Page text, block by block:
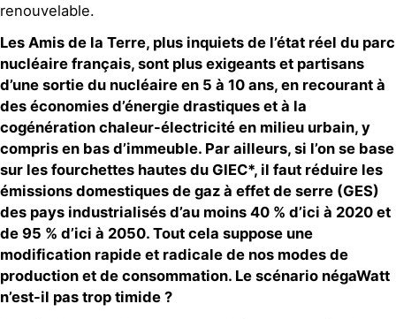
renouvelable.
Les Amis de la Terre, plus inquiets de l’état réel du parc
nucléaire français, sont plus exigeants et partisans
d’une sortie du nucléaire en 5 à 10 ans, en recourant à
des économies d’énergie drastiques et à la
cogénération chaleur-électricité en milieu urbain, y
compris en bas d’immeuble. Par ailleurs, si l’on se base
sur les fourchettes hautes du GIEC*, il faut réduire les
émissions domestiques de gaz à effet de serre (GES)
des pays industrialisés d’au moins 40 % d’ici à 2020 et
de 95 % d’ici à 2050. Tout cela suppose une
modification rapide et radicale de nos modes de
production et de consommation. Le scénario négaWatt
n’est-il pas trop timide ?